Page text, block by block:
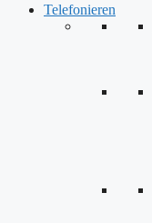
Telefonieren